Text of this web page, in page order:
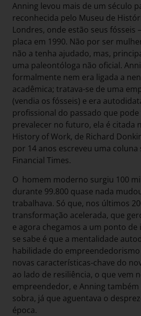
Anning levou mais de um século
reconhecida pelo Museu de
Londres, onde estão seus fósseis
placa em 1990. Não por ser
não a tenha ajudado, mas,
uma paleontóloga não oficial.
formalmente nem era ligada a
acadêmica; tratava-se de uma
(vendia os fósseis) e era
profissional do passado que
prevalecer no futuro, ela é citada
History of Work, de Richard
por 14 anos escreveu uma coluna
Financial Times.
O homem moderno surgiu 100
durante 99.800 quase nada
trabalhava. Só que, nos últimos
transformação acelerada, que
e agora chegamos a um ponto de
se sabe é que a mentali­dade
habilidade do empreendedorismo
novas características-chave do
ao lado de resiliência, o que vem
empreendedor, e Anning
sobra, já que aguentava o
época.